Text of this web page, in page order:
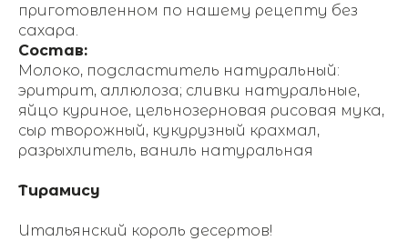
приготовленном по нашему рецепту без
сахара.
Состав:
Молоко, подсластитель натуральный:
эритрит, аллюлоза; сливки натуральные,
яйцо куриное, цельнозерновая рисовая мука,
сыр творожный, кукурузный крахмал,
разрыхлитель, ваниль натуральная
Тирамису
Итальянский король десертов!